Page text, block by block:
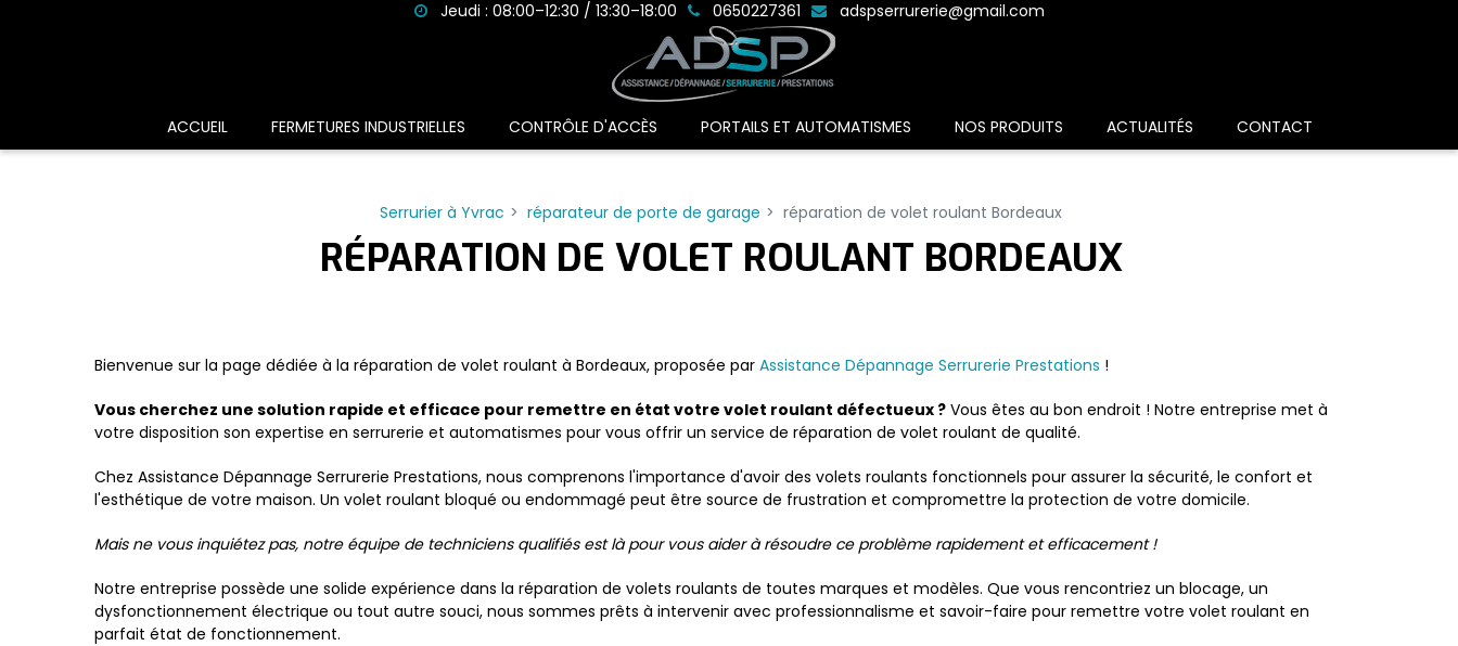
Jeudi : 08:00–12:30 / 13:30–18:00 0650227361 adspserrurerie@gmail.com
ACCUEIL FERMETURES INDUSTRIELLES CONTRÔLE D'ACCÈS PORTAILS ET AUTOMATISMES NOS PRODUITS ACTUALITÉS CONTACT
Serrurier à Yvrac réparateur de porte de garage réparation de volet roulant Bordeaux
RÉPARATION DE VOLET ROULANT BORDEAUX
Bienvenue sur la page dédiée à la réparation de volet roulant à Bordeaux, proposée par Assistance Dépannage Serrurerie Prestations !
Vous cherchez une solution rapide et efficace pour remettre en état votre volet roulant défectueux ? Vous êtes au bon endroit ! Notre entreprise met à
votre disposition son expertise en serrurerie et automatismes pour vous offrir un service de réparation de volet roulant de qualité.
Chez Assistance Dépannage Serrurerie Prestations, nous comprenons l'importance d'avoir des volets roulants fonctionnels pour assurer la sécurité, le confort et
l'esthétique de votre maison. Un volet roulant bloqué ou endommagé peut être source de frustration et compromettre la protection de votre domicile.
Mais ne vous inquiétez pas, notre équipe de techniciens qualifiés est là pour vous aider à résoudre ce problème rapidement et efficacement !
Notre entreprise possède une solide expérience dans la réparation de volets roulants de toutes marques et modèles. Que vous rencontriez un blocage, un
dysfonctionnement électrique ou tout autre souci, nous sommes prêts à intervenir avec professionnalisme et savoir-faire pour remettre votre volet roulant en
parfait état de fonctionnement.